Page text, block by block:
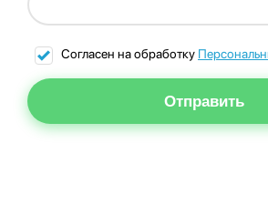
Согласен на обработку
Отправить